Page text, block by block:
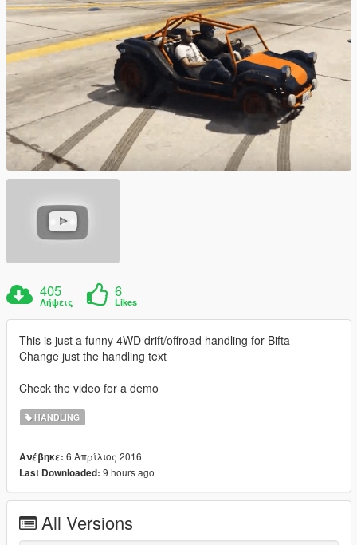
405
Λήψεις
6
Likes
This is just a funny 4WD drift/offroad handling for Bifta
Change just the handling text
Check the video for a demo
HANDLING
Ανέβηκε: 6 Απρίλιος 2016
Last Downloaded: 9 hours ago
All Versions